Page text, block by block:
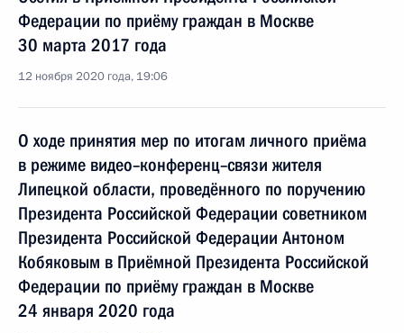
Федерации по приёму граждан в Москве
30 марта 2017 года
12 ноября 2020 года, 19:06
О ходе принятия мер по итогам личного приёма
в режиме видео–конференц–связи жителя
Липецкой области, проведённого по поручению
Президента Российской Федерации советником
Президента Российской Федерации Антоном
Кобяковым в Приёмной Президента Российской
Федерации по приёму граждан в Москве
24 января 2020 года